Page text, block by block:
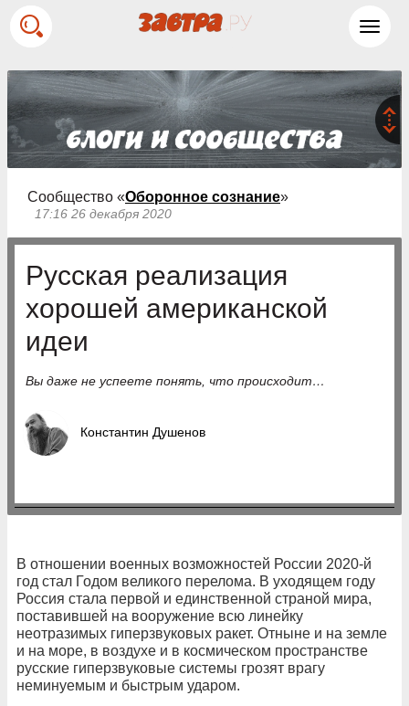
Сообщество «Оборонное сознание»
17:16 26 декабря 2020
Русская реализация
хорошей американской
идеи
Вы даже не успеете понять, что происходит…
Константин Душенов
В отношении военных возможностей России 2020-й
год стал Годом великого перелома. В уходящем году
Россия стала первой и единственной страной мира,
поставившей на вооружение всю линейку
неотразимых гиперзвуковых ракет. Отныне и на земле
и на море, в воздухе и в космическом пространстве
русские гиперзвуковые системы грозят врагу
неминуемым и быстрым ударом.